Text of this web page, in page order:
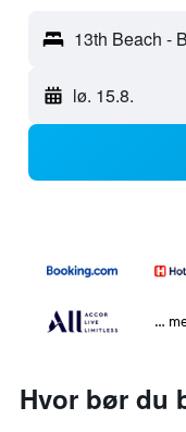
13th Beach -
lø. 15.8.
…
Hvor bør du